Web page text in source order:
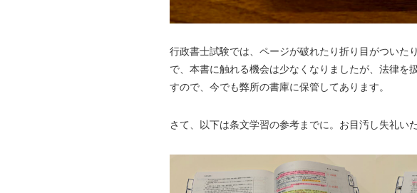
行政書士試験では、ページが破れたり折り目がついた
で、本書に触れる機会は少なくなりましたが、法律
すので、今でも弊所の書庫に保管してあります。
さて、以下は条文学習の参考までに。お目汚し失礼い